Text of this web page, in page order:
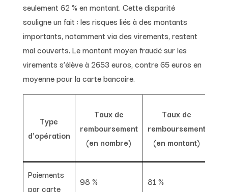
seulement 62 % en montant. Cette disparité
souligne un fait : les risques liés à des montants
importants, notamment via des virements, restent
mal couverts. Le montant moyen fraudé sur les
virements s’élève à 2653 euros, contre 65 euros en
moyenne pour la carte bancaire.
Type
d’opération
Taux de
remboursement
(en nombre)
Taux de
remboursement
(en montant)
Paiements
par carte
98 % 81 %